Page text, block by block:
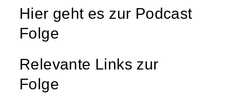
Hier geht es zur Podcast
Folge
Relevante Links zur
Folge